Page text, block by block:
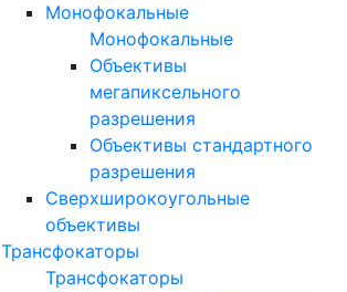
Монофокальные
Монофокальные
Объективы
мегапиксельного
разрешения
Объективы стандартного
разрешения
Сверхширокоугольные
объективы
Трансфокаторы
Трансфокаторы